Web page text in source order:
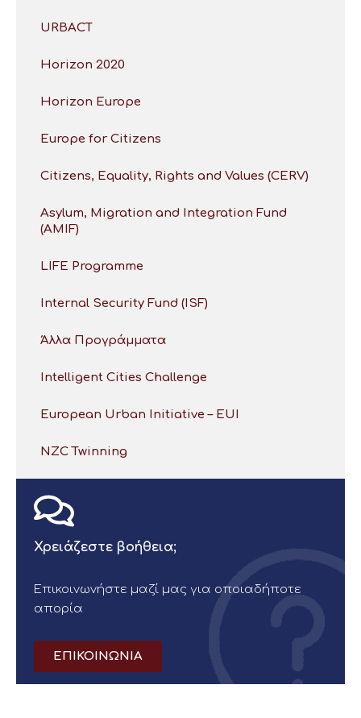
URBACT
Horizon 2020
Horizon Europe
Europe for Citizens
Citizens, Equality, Rights and Values (CERV)
Asylum, Migration and Integration Fund
(AMIF)
LIFE Programme
Internal Security Fund (ISF)
Άλλα Προγράμματα
Intelligent Cities Challenge
European Urban Initiative – EUI
NZC Twinning
Χρειάζεστε βοήθεια;
Επικοινωνήστε μαζί μας για οποιαδήποτε
απορία
ΕΠΙΚΟΙΝΩΝΙΑ